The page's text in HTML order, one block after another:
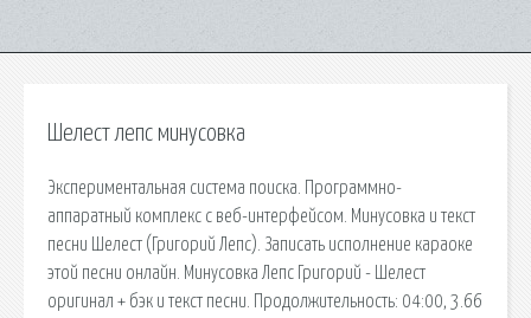
Шелест лепс минусовка
Экспериментальная система поиска. Программно-
аппаратный комплекс с веб-интерфейсом. Минусовка и текст
песни Шелест (Григорий Лепс). Записать исполнение караоке
этой песни онлайн. Минусовка Лепс Григорий - Шелест
оригинал + бэк и текст песни. Продолжительность: 04:00, 3.66